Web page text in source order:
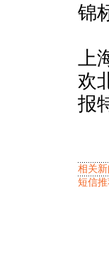
锦
上
欢
报
相关
短信